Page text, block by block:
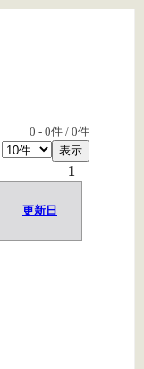
0 - 0件 / 0件
1
更新日